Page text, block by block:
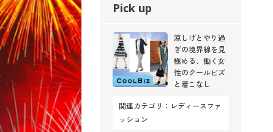
Pick up
涼しげとやり過
ぎの境界線を見
極める、働く女
性のクールビズ
と着こなし
関連カテゴリ： レディースファ
ッション